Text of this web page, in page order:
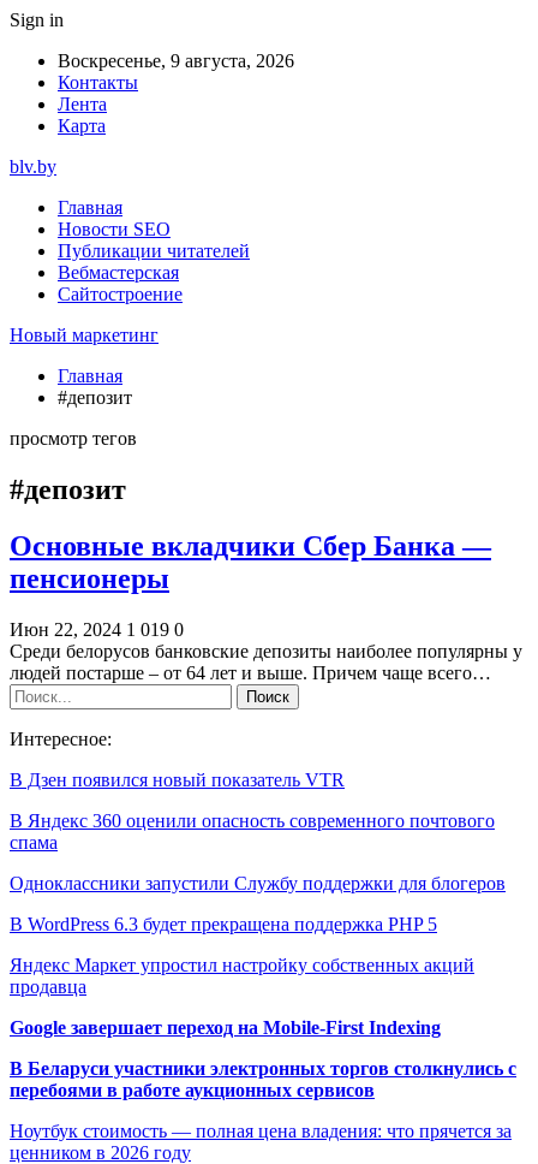
Sign in
Воскресенье, 9 августа, 2026
Контакты
Лента
Карта
blv.by
Главная
Новости SEO
Публикации читателей
Вебмастерская
Сайтостроение
Новый маркетинг
Главная
#депозит
просмотр тегов
#депозит
Основные вкладчики Сбер Банка —
пенсионеры
Июн 22, 2024 1 019 0
Среди белорусов банковские депозиты наиболее популярны у
людей постарше – от 64 лет и выше. Причем чаще всего…
Интересное:
В Дзен появился новый показатель VTR
В Яндекс 360 оценили опасность современного почтового
спама
Одноклассники запустили Службу поддержки для блогеров
В WordPress 6.3 будет прекращена поддержка PHP 5
Яндекс Маркет упростил настройку собственных акций
продавца
Google завершает переход на Mobile-First Indexing
В Беларуси участники электронных торгов столкнулись с
перебоями в работе аукционных сервисов
Ноутбук стоимость — полная цена владения: что прячется за
ценником в 2026 году